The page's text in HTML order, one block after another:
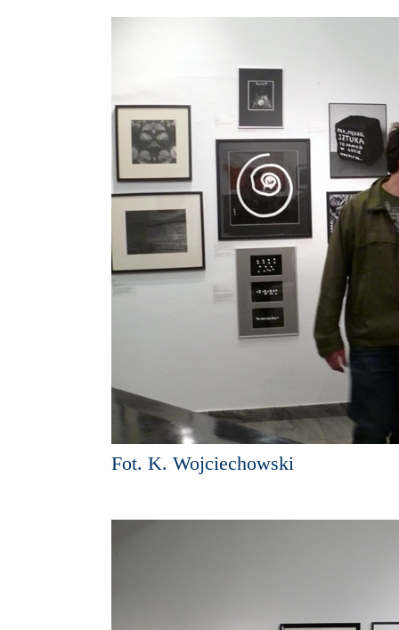
Fot. K. Wojciechowski